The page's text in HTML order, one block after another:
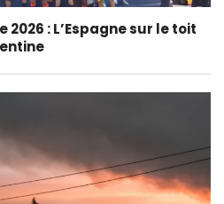
2026 : L’Espagne sur le toit